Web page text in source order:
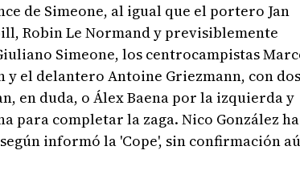
de Simeone, al igual que el portero Jan
Robin Le Normand y previsiblemente
Simeone, los centrocampistas
y el delantero Antoine Griezmann, con dos
en duda, o Álex Baena por la izquierda y
para completar la zaga. Nico González ha
informó la 'Cope', sin confirmación